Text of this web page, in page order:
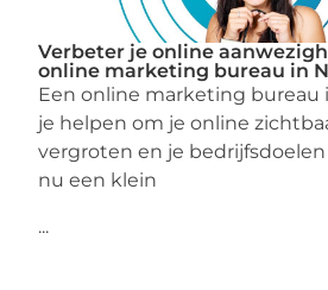
Verbeter je online
online marketing bureau in
Een online marketing bureau
je helpen om je online
vergroten en je
nu een klein
...